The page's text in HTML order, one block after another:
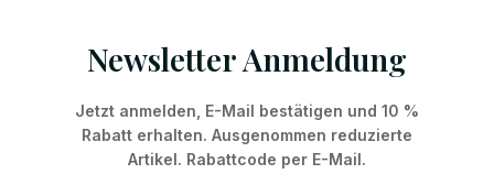
Newsletter Anmeldung
Jetzt anmelden, E-Mail bestätigen und 10 %
Rabatt erhalten. Ausgenommen reduzierte
Artikel. Rabattcode per E-Mail.